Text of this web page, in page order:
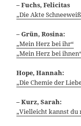
– Fuchs, Felicitas
„Die Akte
– Grün, Rosina:
„Mein Herz bei ihr“
„Mein Herz bei
Hope, Hannah:
„Die Chemie der
– Kurz, Sarah:
„Vielleicht kannst du